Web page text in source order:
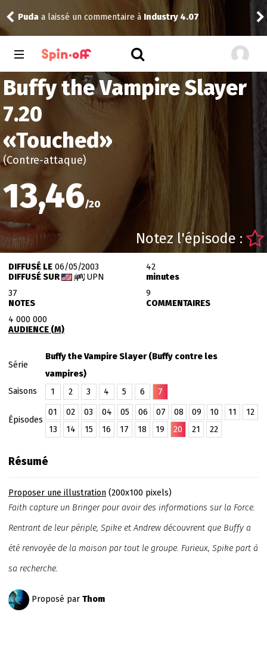
Puda a laissé un commentaire à Industry 4.07
Buffy the Vampire Slayer
7.20
«Touched»
(Contre-attaque)
13,46/20
Notez l'épisode :
DIFFUSÉ LE06/05/2003
DIFFUSÉ SUR
UPN
42
minutes
37
NOTES
9
COMMENTAIRES
4 000 000
AUDIENCE (M)
Série
Buffy the Vampire Slayer (Buffy contre les
vampires)
Saisons
1 2 3 4 5 6 7
Épisodes
01 02 03 04 05 06 07 08 09 10 11
12
13
14 15 16 17 18 19 20 21 22
Résumé
Proposer une illustration(200x100 pixels)
Faith capture un Bringer pour avoir des informations sur la Force.
Rentrant de leur périple, Spike et Andrew découvrent que Buffy a
été renvoyée de la maison par tout le groupe. Furieux, Spike part à
sa recherche.
Proposé par Thom